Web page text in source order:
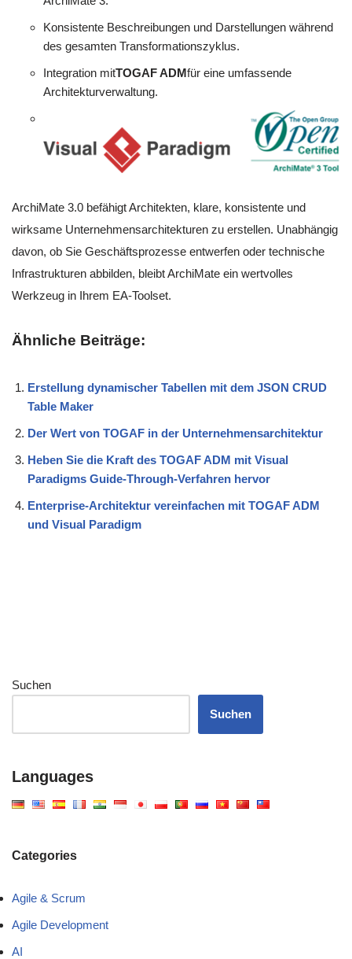
Konsistente Beschreibungen und Darstellungen während
des gesamten Transformationszyklus.
Integration mitTOGAF ADMfür eine umfassende
Architekturverwaltung.
ArchiMate 3.0 befähigt Architekten, klare, konsistente und
wirksame Unternehmensarchitekturen zu erstellen. Unabhängig
davon, ob Sie Geschäftsprozesse entwerfen oder technische
Infrastrukturen abbilden, bleibt ArchiMate ein wertvolles
Werkzeug in Ihrem EA-Toolset.
Ähnliche Beiträge:
Erstellung dynamischer Tabellen mit dem JSON CRUD
Table Maker
Der Wert von TOGAF in der Unternehmensarchitektur
Heben Sie die Kraft des TOGAF ADM mit Visual
Paradigms Guide-Through-Verfahren hervor
Enterprise-Architektur vereinfachen mit TOGAF ADM
und Visual Paradigm
Suchen
Suchen
Languages
Categories
Agile & Scrum
Agile Development
AI